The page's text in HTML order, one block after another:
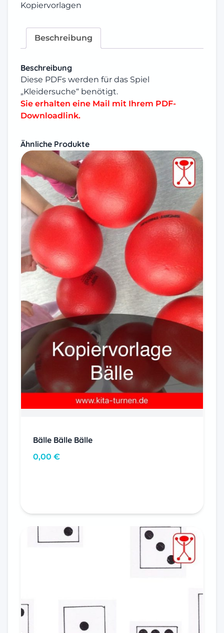
Kopiervorlagen
Beschreibung
Beschreibung
Diese PDFs werden für das Spiel
„Kleidersuche“ benötigt.
Sie erhalten eine Mail mit Ihrem PDF-
Downloadlink.
Ähnliche Produkte
Bälle Bälle Bälle
0,00 €